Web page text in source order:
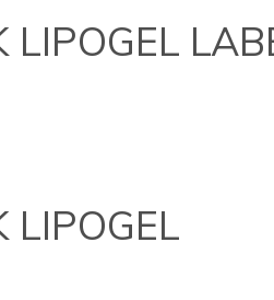
LIPOGEL
LIPOGEL